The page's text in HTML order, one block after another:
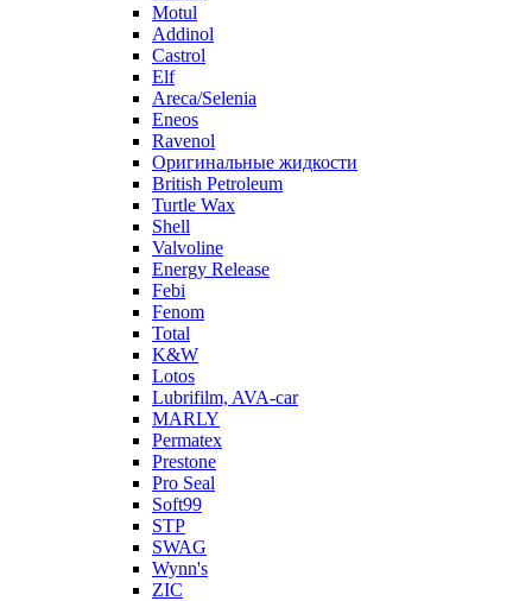
Motul
Addinol
Castrol
Elf
Areca/Selenia
Eneos
Ravenol
Оригинальные жидкости
British Petroleum
Turtle Wax
Shell
Valvoline
Energy Release
Febi
Fenom
Total
K&W
Lotos
Lubrifilm, AVA-car
MARLY
Permatex
Prestone
Pro Seal
Soft99
STP
SWAG
Wynn's
ZIC